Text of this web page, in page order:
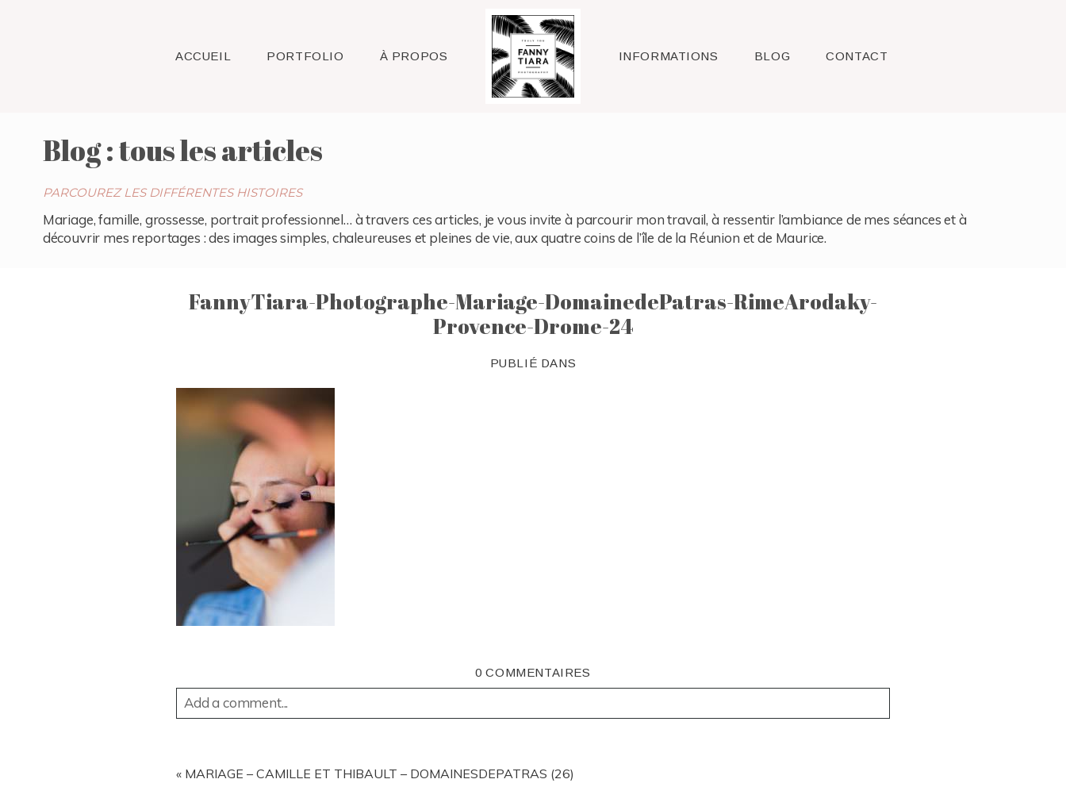
ACCUEIL PORTFOLIO À PROPOS Raleigh INFORMATIONS BLOG CONTACT
Blog : tous les articles
PARCOUREZ LES DIFFÉRENTES HISTOIRES
Mariage, famille, grossesse, portrait professionnel… à travers ces articles, je vous invite à parcourir mon travail, à ressentir l’ambiance de mes séances et à
découvrir mes reportages : des images simples, chaleureuses et pleines de vie, aux quatre coins de l’île de la Réunion et de Maurice.
FannyTiara-Photographe-Mariage-DomainedePatras-RimeArodaky-
Provence-Drome-24
PUBLIÉ DANS
0 COMMENTAIRES
Add a comment...
« MARIAGE – CAMILLE ET THIBAULT – DOMAINESDEPATRAS (26)